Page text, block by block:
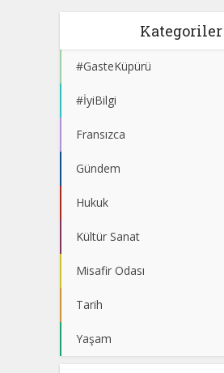
Kategoriler
#GasteKüpürü
#İyiBilgi
Fransızca
Gündem
Hukuk
Kültür Sanat
Misafir Odası
Tarih
Yaşam